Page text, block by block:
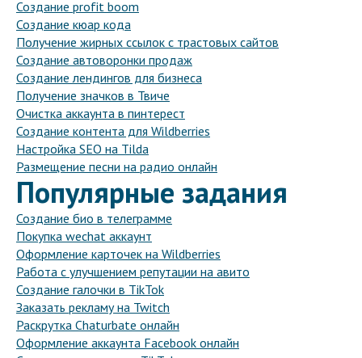
Создание profit boom
Создание кюар кода
Получение жирных ссылок с трастовых сайтов
Создание автоворонки продаж
Создание лендингов для бизнеса
Получение значков в Твиче
Очистка аккаунта в пинтерест
Создание контента для Wildberries
Настройка SEO на Tilda
Размещение песни на радио онлайн
Популярные задания
Создание био в телеграмме
Покупка wechat аккаунт
Оформление карточек на Wildberries
Работа с улучшением репутации на авито
Создание галочки в TikTok
Заказать рекламу на Twitch
Раскрутка Chaturbate онлайн
Оформление аккаунта Facebook онлайн